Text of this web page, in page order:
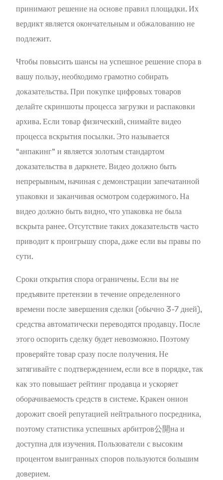
принимают решение на основе правил площадки. Их
вердикт является окончательным и обжалованию не
подлежит.
Чтобы повысить шансы на успешное решение спора в
вашу пользу, необходимо грамотно собирать
доказательства. При покупке цифровых товаров
делайте скриншоты процесса загрузки и распаковки
архива. Если товар физический, снимайте видео
процесса вскрытия посылки. Это называется
“анпакинг” и является золотым стандартом
доказательства в даркнете. Видео должно быть
непрерывным, начиная с демонстрации запечатанной
упаковки и заканчивая осмотром содержимого. На
видео должно быть видно, что упаковка не была
вскрыта ранее. Отсутствие таких доказательств часто
приводит к проигрышу спора, даже если вы правы по
сути.
Сроки открытия спора ограничены. Если вы не
предъявите претензии в течение определенного
времени после завершения сделки (обычно 3-7 дней),
средства автоматически переводятся продавцу. После
этого оспорить сделку будет невозможно. Поэтому
проверяйте товар сразу после получения. Не
затягивайте с подтверждением, если все в порядке, так
как это повышает рейтинг продавца и ускоряет
оборачиваемость средств в системе. Кракен онион
дорожит своей репутацией нейтрального посредника,
поэтому статистика успешных арбитров公開на и
доступна для изучения. Пользователи с высоким
процентом выигранных споров пользуются большим
доверием.